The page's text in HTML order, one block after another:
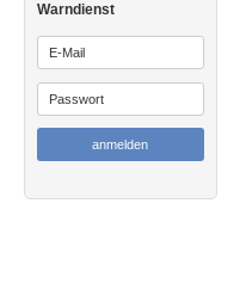
Warndienst